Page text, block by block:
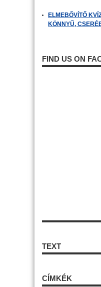
ELMEBŐVÍTŐ
KÖNNYŰ,
FIND US ON
TEXT
CÍMKÉK